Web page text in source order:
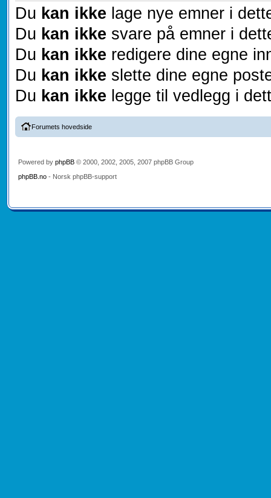
Du kan ikke lage nye emner i
Du kan ikke svare på emner i
Du kan ikke redigere dine egne
Du kan ikke slette dine egne
Du kan ikke legge til vedlegg i
Forumets hovedside
Powered by phpBB© 2000, 2002, 2005, 2007 phpBB Group
phpBB.no- Norsk phpBB-support